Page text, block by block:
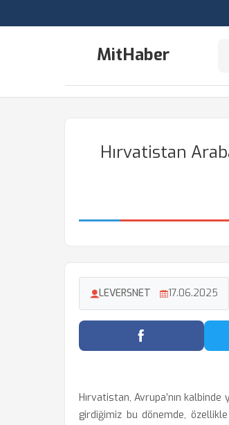
MitHaber
Hırvatistan
LEVERSNET 17.06.2025
Facebook'ta
Hırvatistan, Avrupa’nın
girdiğimiz bu dönemde,